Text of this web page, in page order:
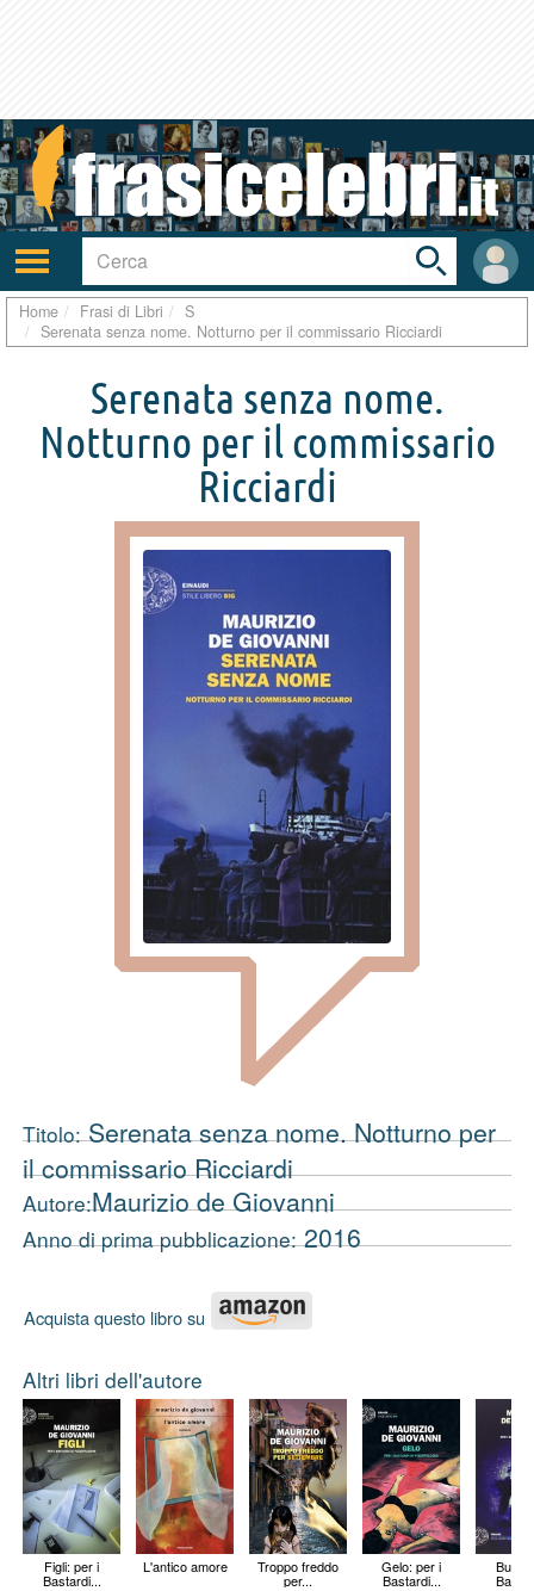
Attiva/disattiva
navigazione
User
area
Toggle
search
bar
Home Frasi di Libri
S
Serenata senza nome. Notturno per il commissario Ricciardi
Serenata senza nome.
Notturno per il commissario
Ricciardi
Titolo:Serenata senza nome. Notturno per
il commissario Ricciardi
Autore:Maurizio de Giovanni
Anno di prima pubblicazione:2016
Acquista questo libro su
Altri libri dell'autore
Figli: per i
Bastardi...
L'antico amore Troppo freddo
per...
Gelo: per i
Bastardi...
Buio: